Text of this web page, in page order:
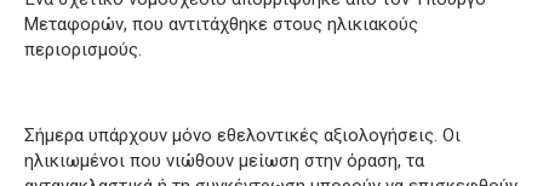
Μεταφορών, που αντιτάχθηκε στους ηλικιακούς
περιορισμούς.
Σήμερα υπάρχουν μόνο εθελοντικές αξιολογήσεις. Οι
ηλικιωμένοι που νιώθουν μείωση στην όραση, τα